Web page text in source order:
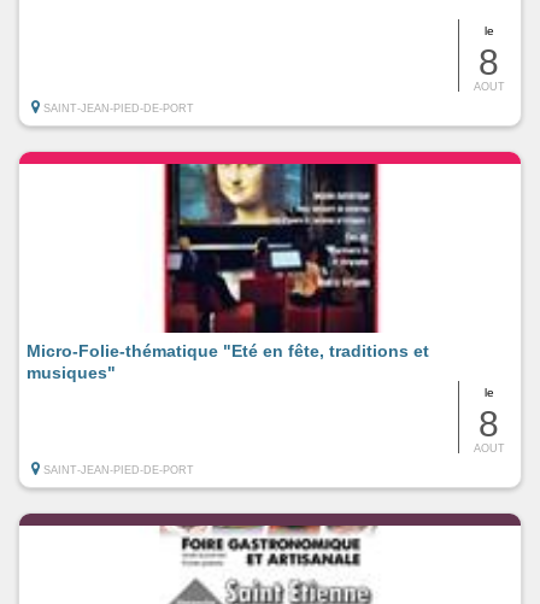
le
8
AOUT
SAINT-JEAN-PIED-DE-PORT
le
8
AOUT
Micro-Folie-thématique "Eté en fête, traditions et
musiques"
SAINT-JEAN-PIED-DE-PORT